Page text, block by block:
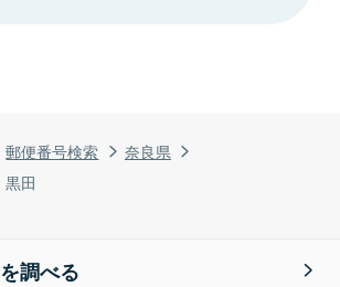
郵便番号検索
奈良県
黒田
調べる